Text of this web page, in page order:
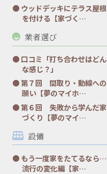
ウッドデッキにテラス屋根
を付ける【家づく…
業者選び
口コミ「打ち合わせはどん
な感じ？」
第７回 間取り・動線への
願い【夢のマイホ…
第６回 失敗から学んだ家
づくり【夢のマイ…
設備
もう一度家をたてるなら…
流行の変化編【家…